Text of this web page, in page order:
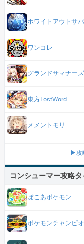
ホワイトアウトサ
ワンコレ
グランドサマナーズ
東方LostWord
メメントモリ
▶攻
コンシューマー攻略
ぽこあポケモン
ポケモンチャンピ